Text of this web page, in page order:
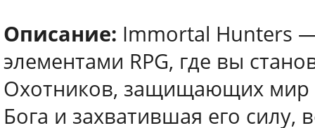
Описание: Immortal Hunters
элементами RPG, где вы
Охотников, защищающих мир
Бога и захватившая его силу,